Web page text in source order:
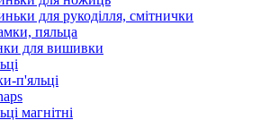
для рукоділля, смітнички
пяльца
для вишивки
п'яльці
магнітні